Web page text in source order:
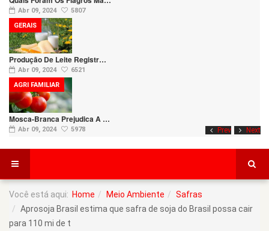
Prev Next
Abr 09, 2024 5807
Produção De Leite Registr…
Abr 09, 2024 6521
GERAIS
Mosca-Branca Prejudica A …
Abr 09, 2024 5978
AGRI FAMILIAR
Você está aqui: Home Meio Ambiente
Safras
Aprosoja Brasil estima que safra de soja do Brasil possa cair
para 110 mi de t